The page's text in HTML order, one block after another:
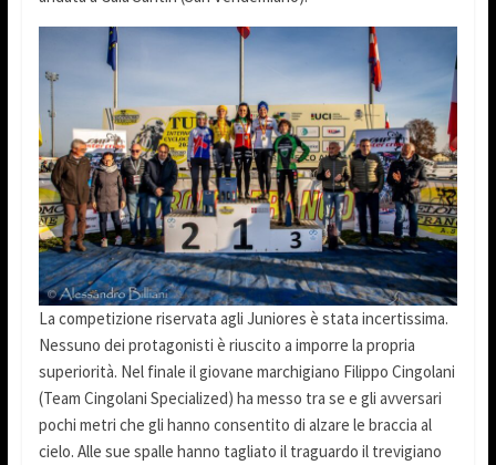
La competizione riservata agli Juniores è stata incertissima.
Nessuno dei protagonisti è riuscito a imporre la propria
superiorità. Nel finale il giovane marchigiano Filippo Cingolani
(Team Cingolani Specialized) ha messo tra se e gli avversari
pochi metri che gli hanno consentito di alzare le braccia al
cielo. Alle sue spalle hanno tagliato il traguardo il trevigiano